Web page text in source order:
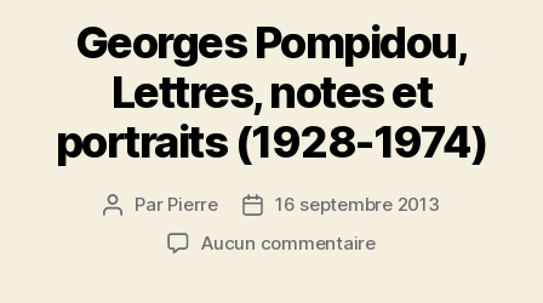
Georges Pompidou,
Lettres, notes et
portraits (1928-1974)
Auteur
l’article
Par Pierre
Date16 septembre 2013
Aucun commentairesur